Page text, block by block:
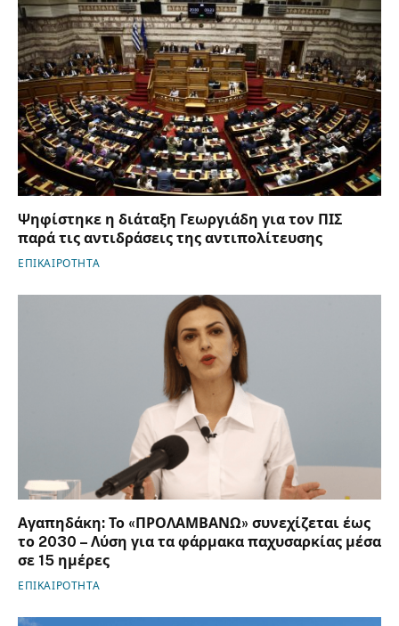
Ψηφίστηκε η διάταξη Γεωργιάδη για τον ΠΙΣ
παρά τις αντιδράσεις της αντιπολίτευσης
ΕΠΙΚΑΙΡΟΤΗΤΑ
Αγαπηδάκη: Το «ΠΡΟΛΑΜΒΑΝΩ» συνεχίζεται έως
το 2030 – Λύση για τα φάρμακα παχυσαρκίας μέσα
σε 15 ημέρες
ΕΠΙΚΑΙΡΟΤΗΤΑ